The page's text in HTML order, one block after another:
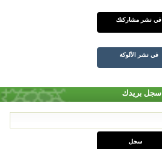
في نشر مشاركتك
في نشر الألوكة
سجل بريدك